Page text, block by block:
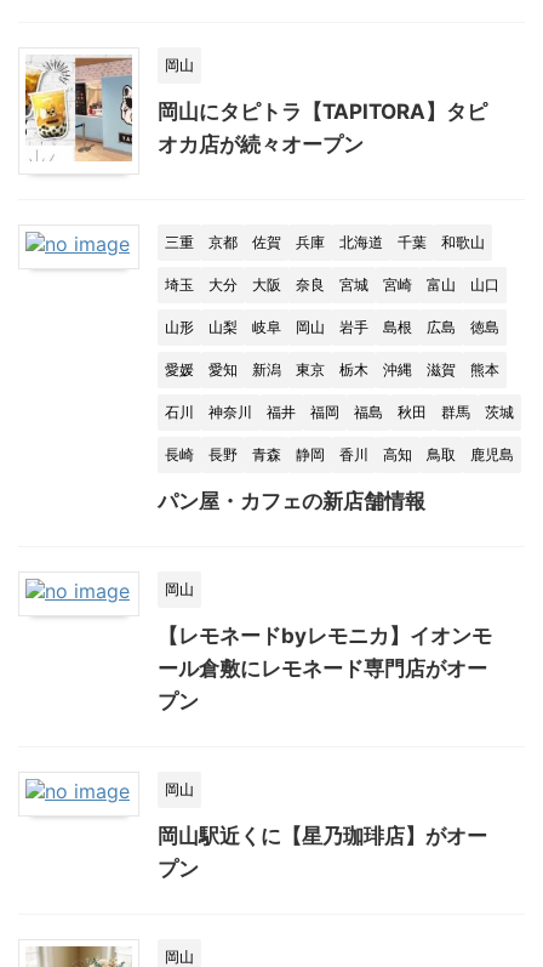
岡山
岡山にタピトラ【TAPITORA】タピ
オカ店が続々オープン
三重 京都 佐賀 兵庫 北海道 千葉 和歌山
埼玉 大分 大阪 奈良 宮城 宮崎 富山 山口
山形 山梨 岐阜 岡山 岩手 島根 広島 徳島
愛媛 愛知 新潟 東京 栃木 沖縄 滋賀 熊本
石川 神奈川 福井 福岡 福島 秋田 群馬 茨城
長崎 長野 青森 静岡 香川 高知 鳥取 鹿児島
パン屋・カフェの新店舗情報
岡山
【レモネードbyレモニカ】イオンモ
ール倉敷にレモネード専門店がオー
プン
岡山
岡山駅近くに【星乃珈琲店】がオー
プン
岡山